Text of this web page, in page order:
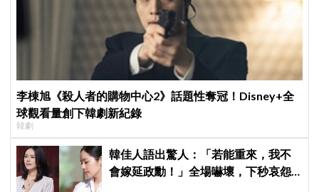
李棟旭《殺人者的購物中心2》話題性奪冠！Disney+全
球觀看量創下韓劇新紀錄
韓劇
韓佳人語出驚人：「若能重來，我不
會嫁延政勳！」全場嚇壞，下秒哀怨